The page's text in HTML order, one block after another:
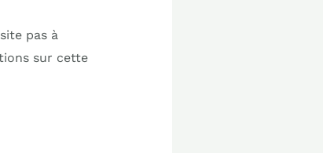
pas à
sur cette